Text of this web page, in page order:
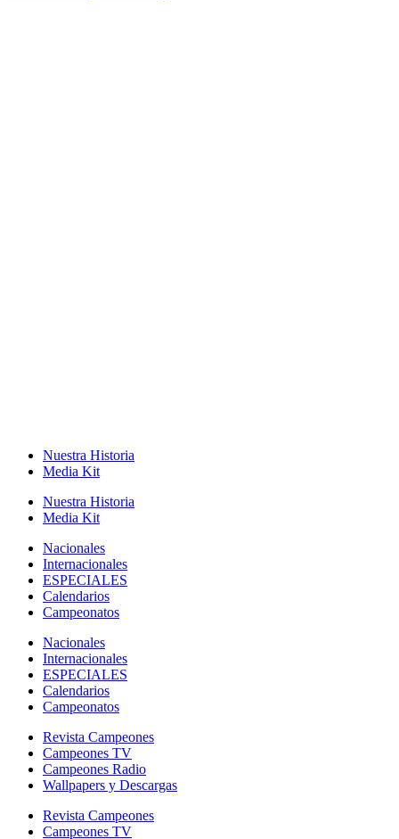
Nuestra Historia
Media Kit
Nuestra Historia
Media Kit
Nacionales
Internacionales
ESPECIALES
Calendarios
Campeonatos
Nacionales
Internacionales
ESPECIALES
Calendarios
Campeonatos
Revista Campeones
Campeones TV
Campeones Radio
Wallpapers y Descargas
Revista Campeones
Campeones TV